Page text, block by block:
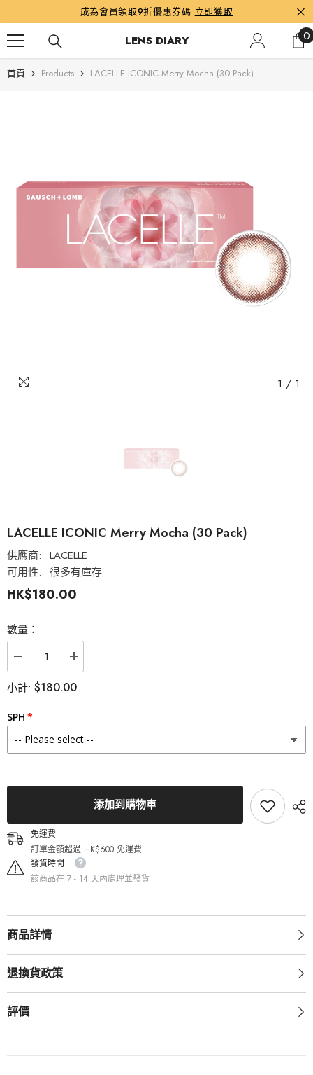
成為會員領取9折優惠券碼 立即獲取
LENS DIARY 00
首頁 Products LACELLE ICONIC Merry Mocha (30 Pack)
1 / 1
LACELLE ICONIC Merry Mocha (30 Pack)
供應商: LACELLE
可用性: 很多有庫存
HK$180.00
數量：
LACELLE
Mocha
(30
Pack)
的
增
LACELLE
(30
Pack)
的
小計: $180.00
SPH
添加到購物車
免運費
訂單金額超過 HK$600 免運費
發貨時間
該商品在 7 - 14 天內處理並發貨
商品詳情
退換貨政策
評價